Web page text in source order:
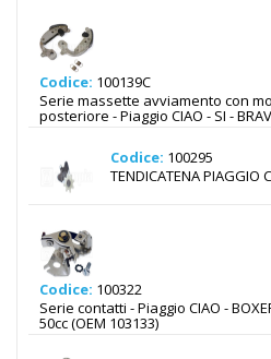
Codice: 100139C
Serie massette avviamento con
posteriore - Piaggio CIAO - SI -
Codice: 100295
TENDICATENA PIAGGIO
Codice: 100322
Serie contatti - Piaggio CIAO -
50cc (OEM 103133)